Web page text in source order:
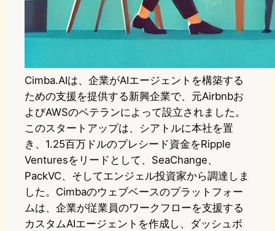
Cimba.AIは、企業がAIエージェントを構築する
ための支援を提供する新興企業で、元Airbnbお
よびAWSのベテランによって設立されました。
このスタートアップは、シアトルに本社を置
き、1.25百万ドルのプレシード資金をRipple
Venturesをリードとして、SeaChange、
PackVC、そしてエンジェル投資家から調達しま
した。Cimbaのウェブベースのプラットフォー
ムは、企業が従業員のワークフローを支援する
カスタムAIエージェントを作成し、ダッシュボ